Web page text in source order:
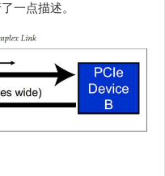
一点描述。